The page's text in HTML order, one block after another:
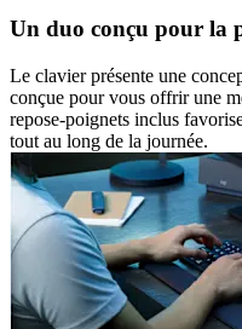
Un duo conçu pour la
Le clavier présente une
conçue pour vous offrir une
repose-poignets inclus
tout au long de la journée.